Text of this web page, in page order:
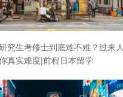
究生考修士到底难不难？过来人
真实难度|前程日本留学